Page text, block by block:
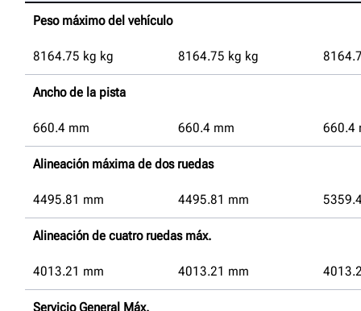
Peso máximo del vehículo
8164.75 kg kg 8164.75 kg kg
Ancho de la pista
660.4 mm 660.4 mm 660.4
Alineación máxima de dos ruedas
4495.81 mm 4495.81 mm
Alineación de cuatro ruedas máx.
4013.21 mm 4013.21 mm
Servicio General Máx.